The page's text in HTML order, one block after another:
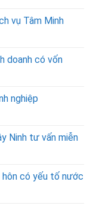
vụ Tâm Minh
doanh có vốn
nghiệp
Ninh tư vấn miễn
có yếu tố nước